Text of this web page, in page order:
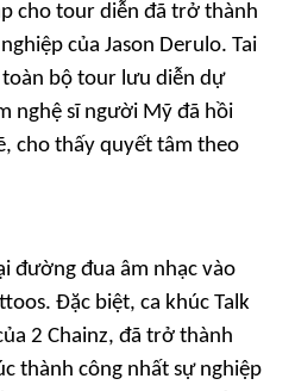
cho tour diễn đã trở thành
của Jason Derulo. Tai
bộ tour lưu diễn dự
nghệ sĩ người Mỹ đã hồi
cho thấy quyết tâm theo
đường đua âm nhạc vào
. Đặc biệt, ca khúc Talk
2 Chainz, đã trở thành
thành công nhất sự nghiệp